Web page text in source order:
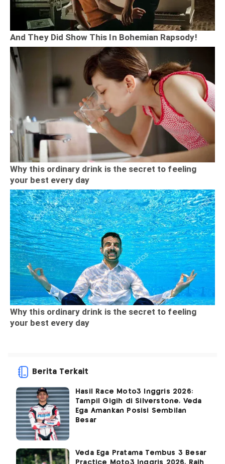
Berita Terkait
Hasil Race Moto3 Inggris 2026:
Tampil Gigih di Silverstone, Veda
Ega Amankan Posisi Sembilan
Besar
Veda Ega Pratama Tembus 3 Besar
Practice Moto3 Inggris 2026, Raih